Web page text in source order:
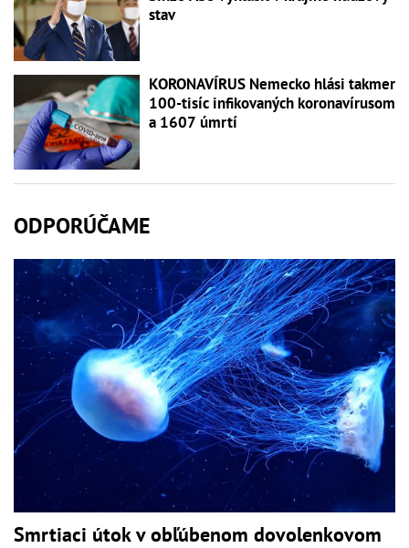
stav
KORONAVÍRUS Nemecko hlási takmer
100-tisíc infikovaných koronavírusom
a 1607 úmrtí
ODPORÚČAME
Smrtiaci útok v obľúbenom dovolenkovom